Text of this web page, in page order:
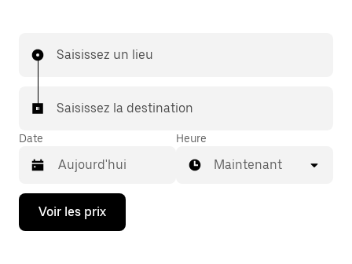
Saisissez un lieu
Saisissez la destination
Date
Appuyez
la
Heure
Maintenant
Voir les prix